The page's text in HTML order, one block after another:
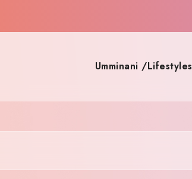
Umminani /Lifestyles